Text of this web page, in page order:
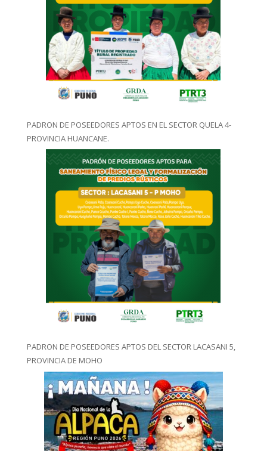
PADRON DE POSEEDORES APTOS EN EL SECTOR QUELA 4-
PROVINCIA HUANCANE.
PADRON DE POSEEDORES APTOS DEL SECTOR LACASANI 5,
PROVINCIA DE MOHO